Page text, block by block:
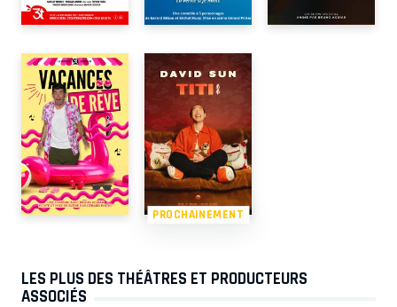
PROCHAINEMENT
LES PLUS DES THÉÂTRES ET PRODUCTEURS
ASSOCIÉS